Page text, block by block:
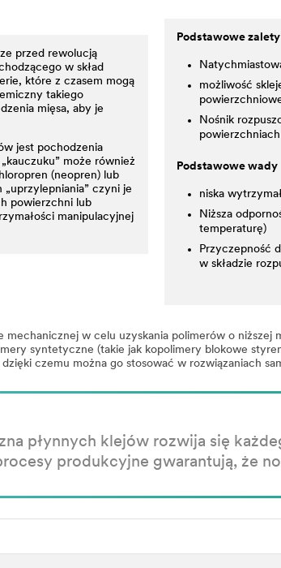
przed rewolucją
w skład
które z czasem mogą
takiego
mięsa, aby je
jest pochodzenia
może również
(neopren) lub
czyni je
powierzchni lub
manipulacyjnej
Podstawowe zalety
możliwość
Nośnik
powierzchniach
Podstawowe wady
niska
Niższa
temperaturę)
Przyczepność
w składzie
w celu uzyskania polimerów o niższej
syntetyczne (takie jak kopolimery blokowe
czemu można go stosować w rozwiązaniach
płynnych klejów rozwija się
produkcyjne gwarantują, że